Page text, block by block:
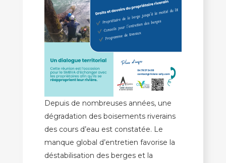
Depuis de nombreuses années, une
dégradation des boisements riverains
des cours d’eau est constatée. Le
manque global d’entretien favorise la
déstabilisation des berges et la